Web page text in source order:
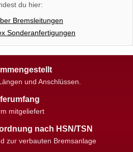
du hier:
Bremsleitungen
Sonderanfertigungen
und Anschlüssen.
mitgeliefert
nach HSN/TSN
zur verbauten Bremsanlage